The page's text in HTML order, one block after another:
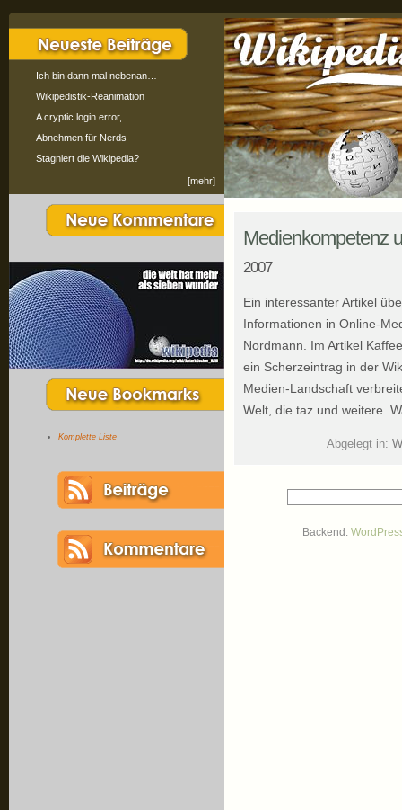
Ich bin dann mal nebenan…
Wikipedistik-Reanimation
A cryptic login error, …
Abnehmen für Nerds
Stagniert die Wikipedia?
[mehr]
Komplette Liste
Medienkompetenz
2007
Ein interessanter Artikel
Informationen in Online-
Nordmann. Im Artikel
ein Scherzeintrag in der
Medien-Landschaft
Welt, die taz und weitere.
Abgelegt in:
Backend: